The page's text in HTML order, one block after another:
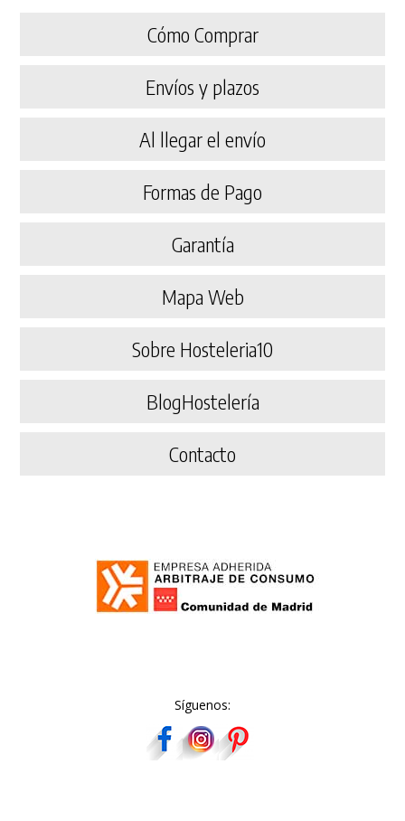
Cómo Comprar
Envíos y plazos
Al llegar el envío
Formas de Pago
Garantía
Mapa Web
Sobre Hosteleria10
BlogHostelería
Contacto
Síguenos: